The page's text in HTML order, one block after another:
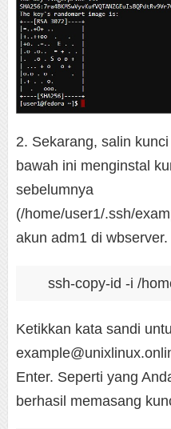
2. Sekarang, salin
bawah ini menginstal
sebelumnya
(/home/user1/.ssh/
akun adm1 di wbserver.
ssh-copy-id -i /
Ketikkan kata sandi
Enter. Seperti yang
berhasil memasang